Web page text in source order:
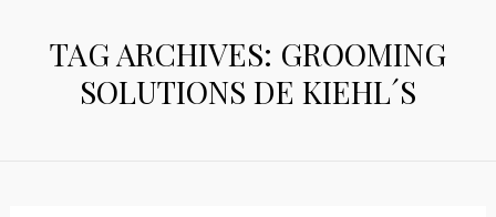
TAG ARCHIVES: GROOMING
SOLUTIONS DE KIEHL´S